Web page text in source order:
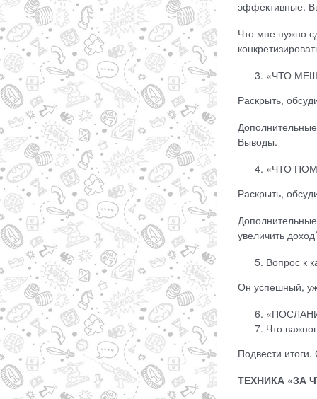
эффективные.
Что мне нужно
«ЧТО
Раскрыть,
Выводы.
«ЧТО
Раскрыть,
увеличить
Вопрос к
Он успешный,
Что
Подвести
ТЕХНИКА «ЗА